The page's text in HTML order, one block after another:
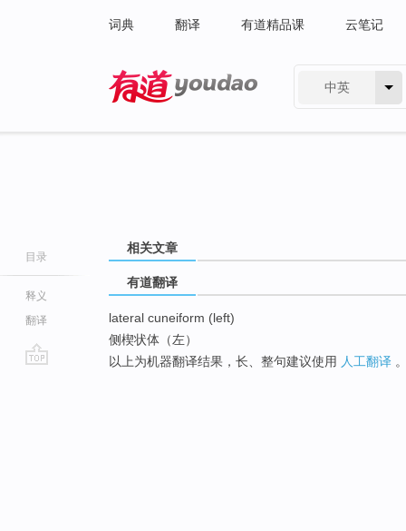
词典 翻译 有道精品课 云笔记
中英
目录
释义
翻译
相关文章
有道翻译
lateral cuneiform (left)
侧楔状体（左）
以上为机器翻译结果，长、整句建议使用 人工翻译